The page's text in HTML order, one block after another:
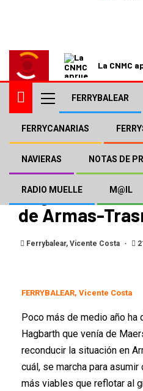
La CNMC
FERRYBALEAR
FERRYCANARIAS
NAVIERAS NOTAS DE
RADIO MUELLE M@IL
El Ceo Kent S.
Hagbarth
de Armas-
Ferrybalear, Vicente Costa
FERRYBALEAR, Vicente Costa
Poco más de medio año ha
Hagbarth que venía de
reconducir la situación en
cuál, se marcha para
más viables que reflotar al